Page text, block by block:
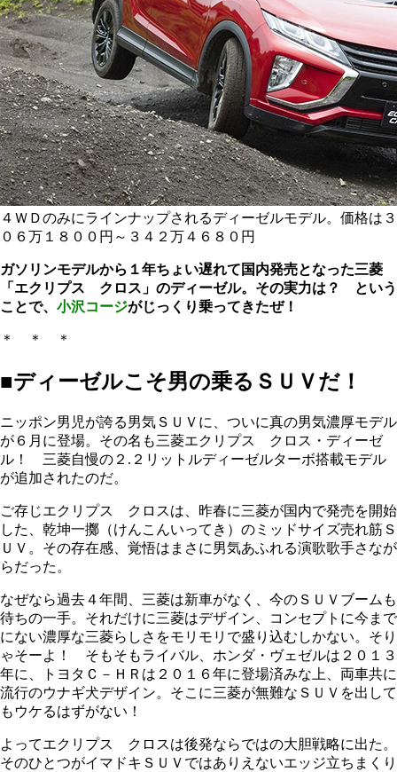
４ＷＤのみにラインナップされるディーゼルモデル。価格は３
０６万１８００円～３４２万４６８０円
ガソリンモデルから１年ちょい遅れて国内発売となった三菱
「エクリプス クロス」のディーゼル。その実力は？
という
ことで、 小沢コージがじっくり乗ってきたぜ！
＊ ＊ ＊
■ディーゼルこそ男の乗るＳＵＶだ！
ニッポン男児が誇る男気ＳＵＶに、ついに真の男気濃厚モデル
が６月に登場。その名も三菱エクリプス クロス・ディーゼ
ル！ 三菱自慢の２.２リットルディーゼルターボ搭載モデル
が追加されたのだ。
ご存じエクリプス クロスは、昨春に三菱が国内で発売を開始
した、乾坤一擲（けんこんいってき）のミッドサイズ売れ筋Ｓ
ＵＶ。その存在感、覚悟はまさに男気あふれる演歌歌手さなが
らだった。
なぜなら過去４年間、三菱は新車がなく、今のＳＵＶブームも
待ちの一手。それだけに三菱はデザイン、コンセプトに今まで
にない濃厚な三菱らしさをモリモリで盛り込むしかない。そり
ゃそーよ！ そもそもライバル、ホンダ・ヴェゼルは２０１３
年に、トヨタＣ－ＨＲは２０１６年に登場済みな上、両車共に
流行のウナギ犬デザイン。そこに三菱が無難なＳＵＶを出して
もウケるはずがない！
よってエクリプス クロスは後発ならではの大胆戦略に出た。
そのひとつがイマドキＳＵＶではありえないエッジ立ちまくり